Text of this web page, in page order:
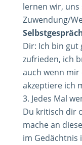
lernen wir, uns
Zuwendung/
Dir: Ich bin gut
zufrieden, ich
auch wenn mir
akzeptiere ich
Jedes Mal
Du kritisch dir
mache an
im Gedächtnis